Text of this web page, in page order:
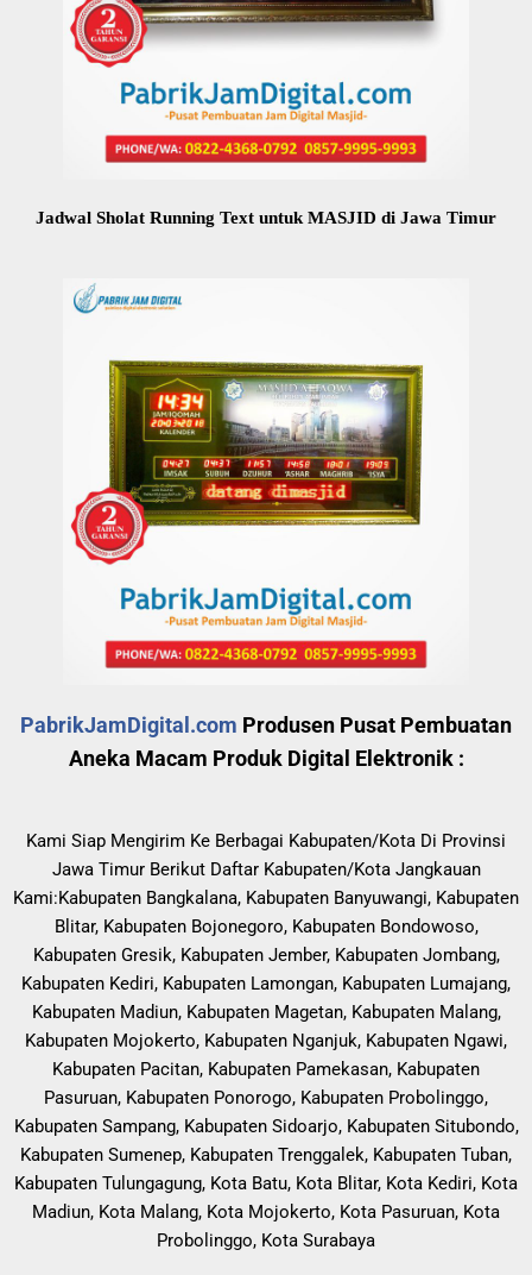
Jadwal Sholat Running Text untuk MASJID di Jawa Timur
PabrikJamDigital.com Produsen Pusat Pembuatan
Aneka Macam Produk Digital Elektronik :
Kami Siap Mengirim Ke Berbagai Kabupaten/Kota Di Provinsi
Jawa Timur Berikut Daftar Kabupaten/Kota Jangkauan
Kami:Kabupaten Bangkalana, Kabupaten Banyuwangi, Kabupaten
Blitar, Kabupaten Bojonegoro, Kabupaten Bondowoso,
Kabupaten Gresik, Kabupaten Jember, Kabupaten Jombang,
Kabupaten Kediri, Kabupaten Lamongan, Kabupaten Lumajang,
Kabupaten Madiun, Kabupaten Magetan, Kabupaten Malang,
Kabupaten Mojokerto, Kabupaten Nganjuk, Kabupaten Ngawi,
Kabupaten Pacitan, Kabupaten Pamekasan, Kabupaten
Pasuruan, Kabupaten Ponorogo, Kabupaten Probolinggo,
Kabupaten Sampang, Kabupaten Sidoarjo, Kabupaten Situbondo,
Kabupaten Sumenep, Kabupaten Trenggalek, Kabupaten Tuban,
Kabupaten Tulungagung, Kota Batu, Kota Blitar, Kota Kediri, Kota
Madiun, Kota Malang, Kota Mojokerto, Kota Pasuruan, Kota
Probolinggo, Kota Surabaya